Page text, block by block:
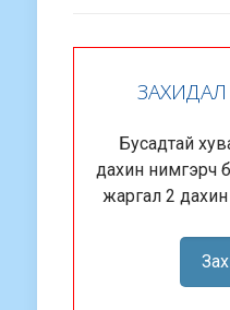
Бусадтай
дахин нимгэрч
жаргал 2